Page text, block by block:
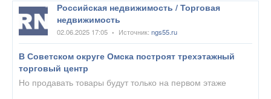
Российская недвижимость / Торговая
недвижимость
02.06.2025 17:05 • Источник: ngs55.ru
В Советском округе Омска построят трехэтажный
торговый центр
Но продавать товары будут только на первом этаже